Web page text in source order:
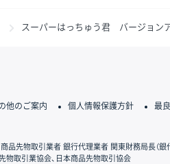
スーパーはっちゅう君 バージョンア
他のご案内 個人情報保護方針 最
品先物取引業者 銀行代理業者 関東財務局長（
物取引業協会、日本商品先物取引協会